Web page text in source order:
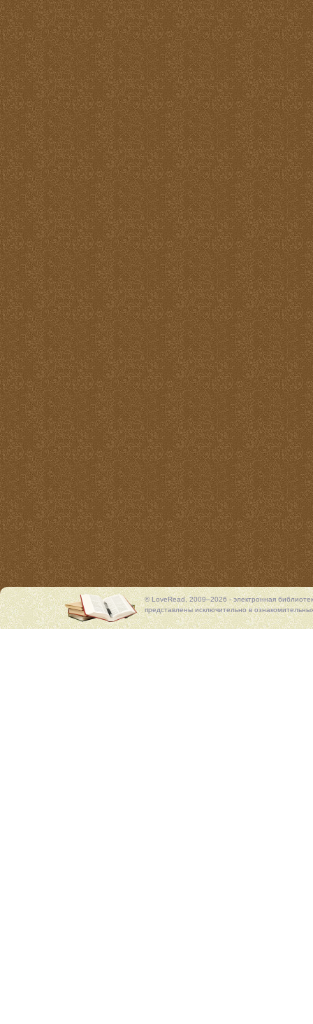
© LoveRead, 2009–2026 - электронная
представлены исключительно в